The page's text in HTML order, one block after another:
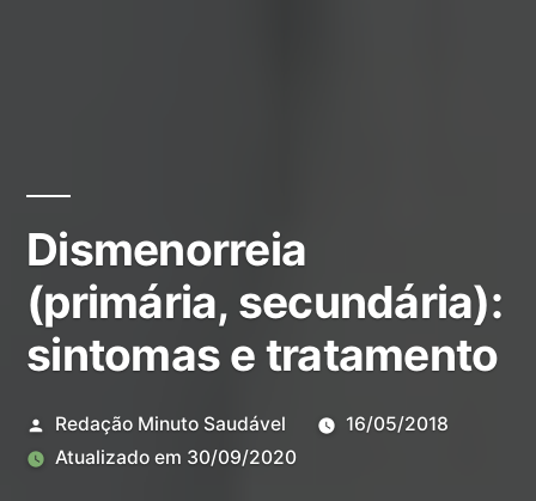
Dismenorreia
(primária, secundária):
sintomas e tratamento
Redação Minuto Saudável
16/05/2018
Atualizado em 30/09/2020